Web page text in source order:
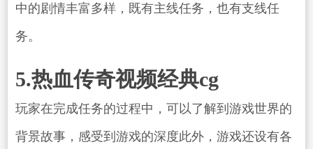
中的剧情丰富多样，既有主线任务，也有支线任
务。
5.热血传奇视频经典cg
玩家在完成任务的过程中，可以了解到游戏世界的
背景故事，感受到游戏的深度此外，游戏还设有各